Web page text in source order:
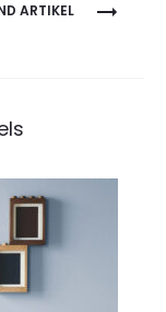
ARTIKEL